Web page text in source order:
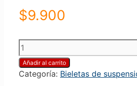
$9.900
BIELETA
DELANTERA
DERECHA
FORD
Añadir al carrito
Categoría: Bieletas de